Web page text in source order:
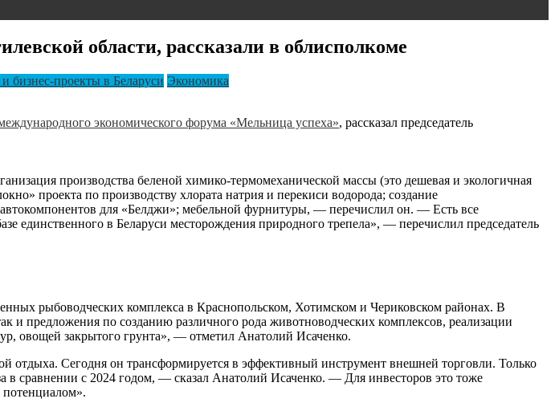
области, рассказали в облисполкоме
бизнес-проекты в Беларуси Экономика
экономического форума «Мельница успеха», рассказал председатель
производства беленой химико-термомеханической массы (это дешевая и экологичная
проекта по производству хлората натрия и перекиси водорода; создание
для «Белджи»; мебельной фурнитуры, — перечислил он. — Есть все
единственного в Беларуси месторождения природного трепела», — перечислил председатель
рыбоводческих комплекса в Краснопольском, Хотимском и Чериковском районах. В
и предложения по созданию различного рода животноводческих комплексов, реализации
овощей закрытого грунта», — отметил Анатолий Исаченко.
Сегодня он трансформируется в эффективный инструмент внешней торговли. Только
в сравнении с 2024 годом, — сказал Анатолий Исаченко. — Для инвесторов это тоже
потенциалом».